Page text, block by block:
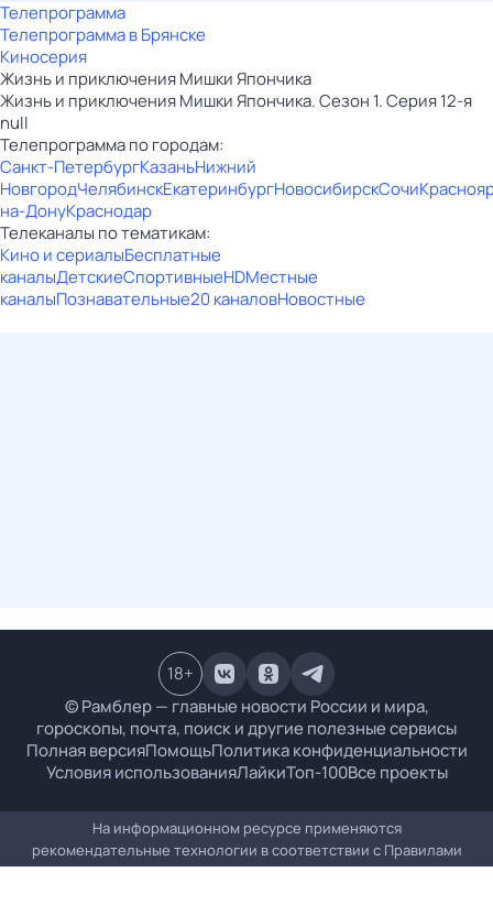
Телепрограмма
Телепрограмма в Брянске
Киносерия
Жизнь и приключения Мишки Япончика
Жизнь и приключения Мишки Япончика. Сезон 1. Серия 12-я
null
Телепрограмма по городам:
Санкт-ПетербургКазаньНижний
НовгородЧелябинскЕкатеринбургНовосибирскСочи
на-ДонуКраснодар
Телеканалы по тематикам:
Кино и сериалыБесплатные
каналыДетскиеСпортивныеHDМестные
каналыПознавательные20 каналовНовостные
© Рамблер — главные новости России и мира,
гороскопы, почта, поиск и другие полезные сервисы
Полная версияПомощьПолитика конфиденциальности
Условия использованияЛайкиТоп-100Все проекты
18+
На информационном ресурсе применяются
рекомендательные технологии в соответствии с Правилами